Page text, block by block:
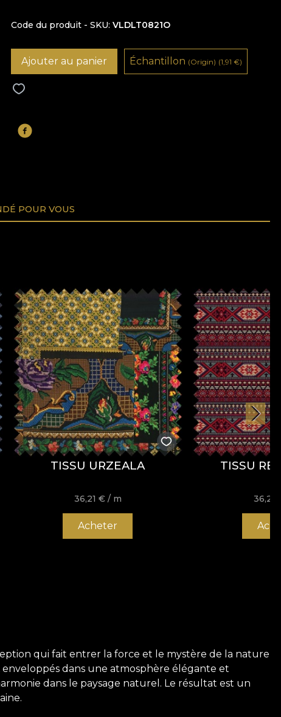
Code du produit - SKU VLDLT0821O
Ajouter au panier Échantillon (Origin) (1,91€)
POUR VOUS
TISSU URZEALA
36,21 € / m
Acheter
TISSU
36,21
qui fait entrer la force et le mystère de la nature
dans une atmosphère élégante et
dans le paysage naturel. Le résultat est un